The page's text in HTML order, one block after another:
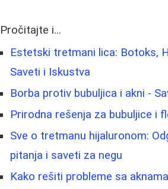
Pročitajte i...
Estetski tretmani lica: Botoks,
Saveti i Iskustva
Borba protiv bubuljica i akni -
Prirodna rešenja za bubuljice i
Sve o tretmanu hijaluronom:
pitanja i saveti za negu
Kako rešiti probleme sa